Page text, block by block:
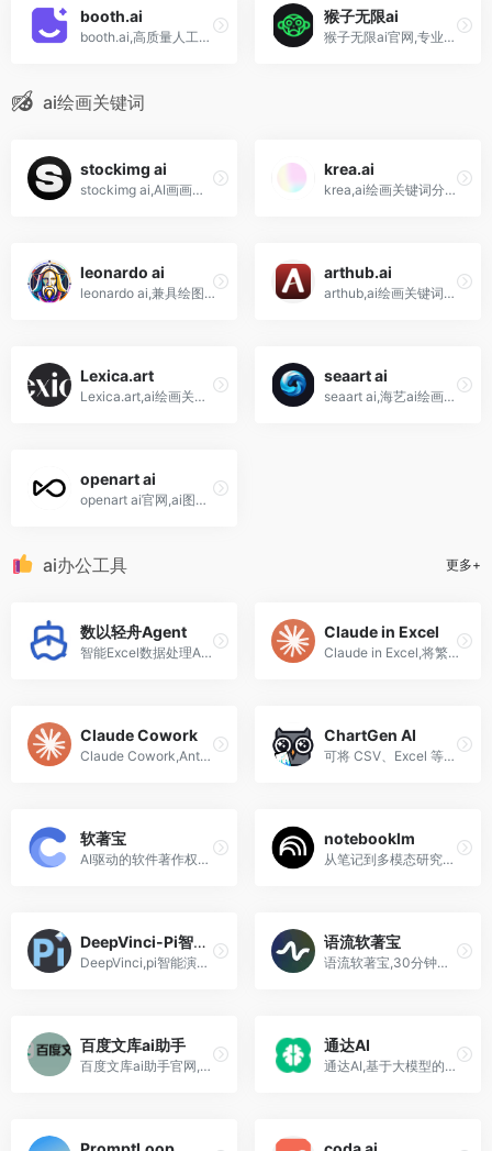
booth.ai
booth.ai,高质量人工智能ai产品图生成
猴子无限ai
猴子无限ai官网,专业级生成式ai编排引擎,把创意放进流水线
ai绘画关键词
stockimg ai
stockimg ai,AI画画网站,生成Logo、图库图像、海报、书籍封面、壁纸和艺术创作等
krea.ai
krea,ai绘画关键词分享网站,提供了大量艺术家和设计师生成的艺术画作和描述
leonardo ai
leonardo ai,兼具绘图工具和AI绘图社区的平台,是Civta和Stable Diffusion的集合体
arthub.ai
arthub,ai绘画关键词分享网站,大量的艺术家和设计师生成艺术画作和描述
Lexica.art
Lexica.art,ai绘画关键词网站,轻松获取百万个提示词！完全免费
seaart ai
seaart ai,海艺ai绘画网站,聊天机器人,prompt提示词社区
openart ai
openart ai官网,ai图像生成器,编辑器,prompt提示词,模型训练
ai办公工具 更多+
数以轻舟Agent
智能Excel数据处理Agent，专为职场数据痛点设计。它并非通用AI助手，而是聚焦"AI做表"这一垂直赛道，将大厂数据分析方法论沉淀为可复用的Agent能力模块。
Claude in Excel
Claude in Excel,将繁琐的数据分析转变为直观的视觉洞察
Claude Cowork
Claude Cowork,Anthropic推出的革命性“代理型”AI办公助手
ChartGen AI
可将 CSV、Excel 等数据通过自然语言指令，快速生成专业、美观的数据可视化图表。支持柱状图、折线图、饼图、热力图等 9 种图表类型，适用于数据分析、商业汇报和学习研究场景。
软著宝
AI驱动的软件著作权申请平台，5分钟自动生成全套合规材料，含说明书、源码、截图及可运行Demo，一次下证率超90%。
notebooklm
从笔记到多模态研究助理,NotebookLM 的输出形式也在不断丰富，结合谷歌最近爆火的图像生成模型 Nano Banana Pro，NotebookLM 还能生成高质量的解说视频、信息图、漫画、PDF、PPT等，比起当初走红的音频播客形式传播能力倍增。
DeepVinci-Pi智能演示文档
DeepVinci,pi智能演示文档,AI-Native内容平台
语流软著宝
语流软著宝,30分钟完成软著申报,省心省时省钱,一站式服务
百度文库ai助手
百度文库ai助手官网,ai ppt生...
通达AI
通达AI,基于大模型的AI数字员工,智能客服,销售顾问,行政助手,文案写作等